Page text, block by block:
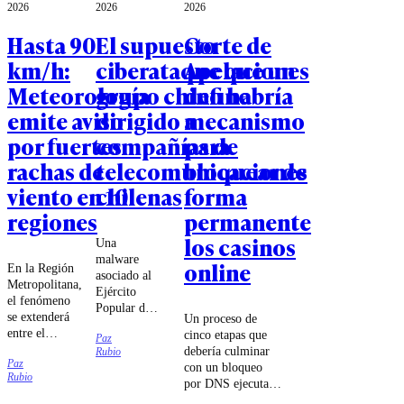
2026
Hasta 90
km/h:
Meteorología
emite aviso
por fuertes
rachas de
viento en 10
regiones
En la Región
Metropolitana,
el fenómeno
se extenderá
entre el
el jueves 13
de agosto.
Paz
Rubio
2026
El supuesto
ciberataque que un
grupo chino habría
dirigido a
compañías de
telecomunicaciones
chilenas
Una
malware
asociado al
Ejército
Popular de
chino habría
intentado
Paz
Rubio
2026
Corte de
Apelaciones
define
mecanismo
para
bloquear de
forma
permanente
los casinos
online
Un proceso de
cinco etapas que
debería culminar
con un bloqueo
por DNS ejecutado